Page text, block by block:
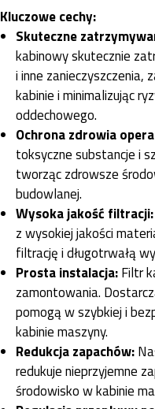
Kluczowe cechy:
Skuteczne
kabinowy skutecznie
i inne
kabinie i minimalizując
oddechowego.
Ochrona zdrowia
toksyczne substancje i
tworząc zdrowsze
budowlanej.
Wysoka jakość filtracji:
z wysokiej jakości
filtrację i długotrwałą
Prosta instalacja:Filtr
zamontowania.
pomogą w szybkiej i
kabinie maszyny.
Redukcja zapachów:
redukuje nieprzyjemne
środowisko w kabinie